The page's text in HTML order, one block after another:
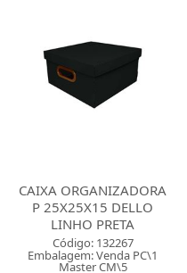
CAIXA ORGANIZADORA
P 25X25X15 DELLO
LINHO PRETA
Código: 132267
Embalagem: Venda PC\1
Master CM\5